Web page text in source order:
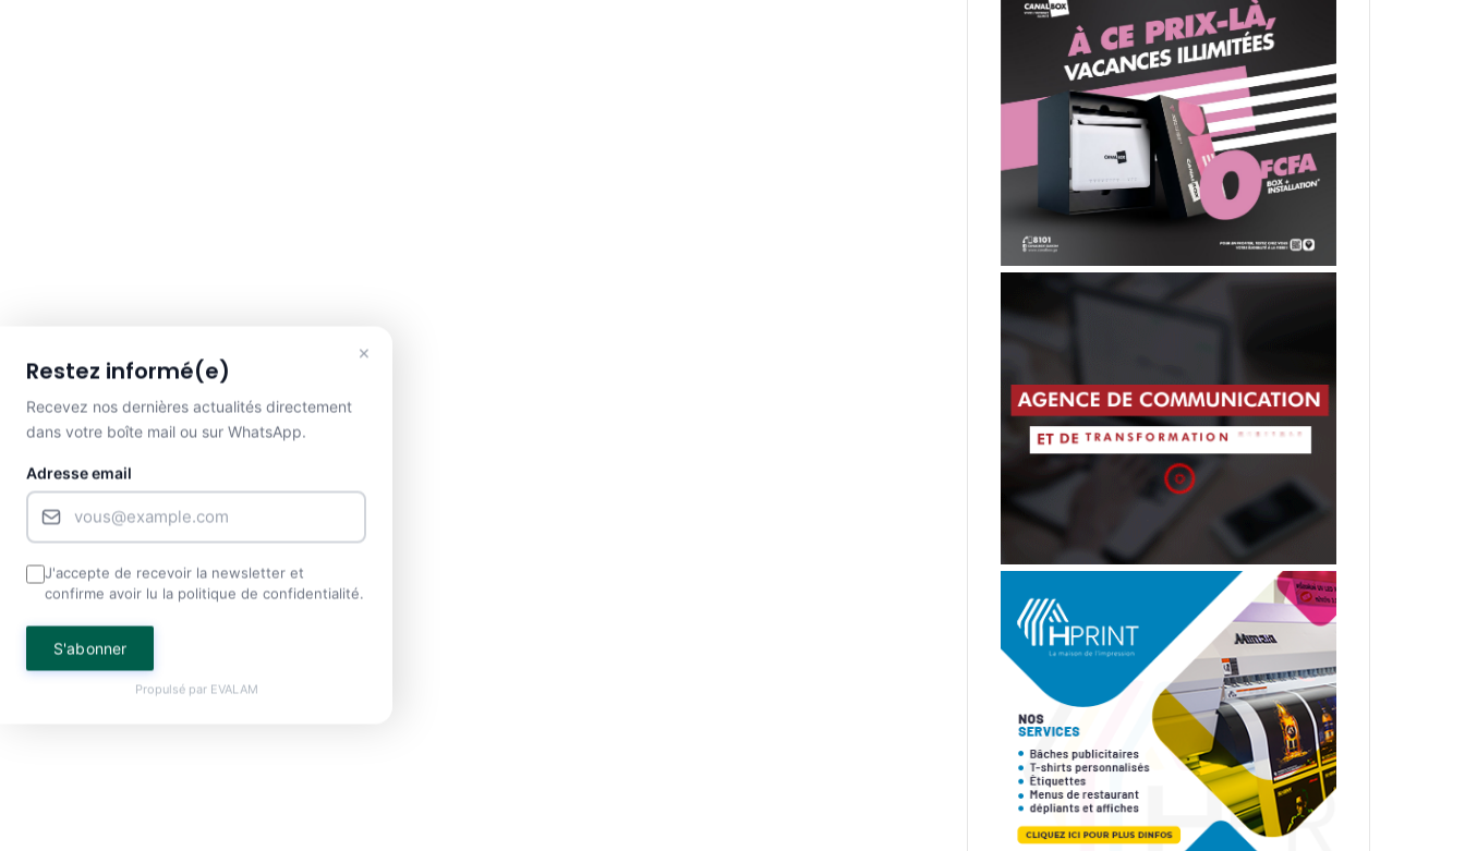
×
Restez informé(e)
Recevez nos dernières actualités directement
dans votre boîte mail ou sur WhatsApp.
Adresse email
J'accepte de recevoir la newsletter et
confirme avoir lu la politique de confidentialité.
S'abonner
Propulsé par EVALAM